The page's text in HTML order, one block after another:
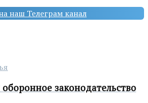
наш Телеграм канал
законодательство